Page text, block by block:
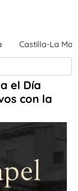
Castilla-La
el Día
con la